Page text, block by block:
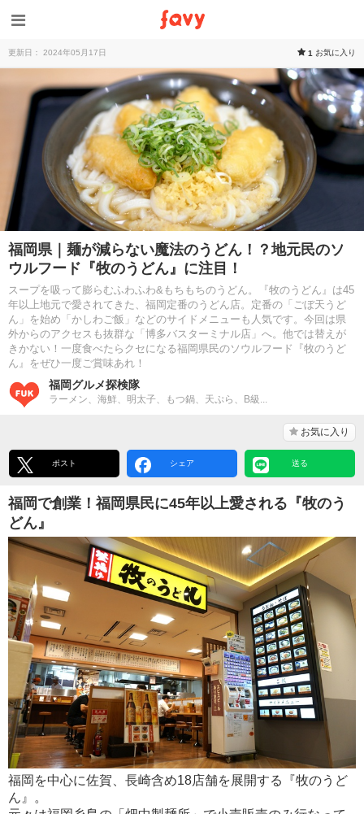
更新日： 2024年05月17日 1 お気に入り
福岡県｜麺が減らない魔法のうどん！？地元民のソ
ウルフード『牧のうどん』に注目！
スープを吸って膨らむふわふわ&もちもちのうどん。『牧のうどん』は45
年以上地元で愛されてきた、福岡定番のうどん店。定番の「ごぼ天うど
ん」を始め「かしわご飯」などのサイドメニューも人気です。今回は県
外からのアクセスも抜群な「博多バスターミナル店」へ。他では替えが
きかない！一度食べたらクセになる福岡県民のソウルフード『牧のうど
ん』をぜひ一度ご賞味あれ！
福岡グルメ探検隊
ラーメン、海鮮、明太子、もつ鍋、天ぷら、B級...
お気に入り
ポスト シェア 送る
福岡で創業！福岡県民に45年以上愛される『牧のう
どん』
福岡を中心に佐賀、長崎含め18店舗を展開する『牧のうど
ん』。